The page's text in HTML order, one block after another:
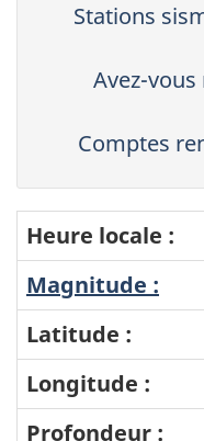
Stations
Avez-
Comptes
Heure locale :
Magnitude :
Latitude :
Longitude :
Profondeur :